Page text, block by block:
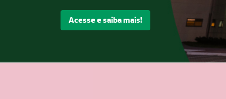
Acesse e saiba mais!